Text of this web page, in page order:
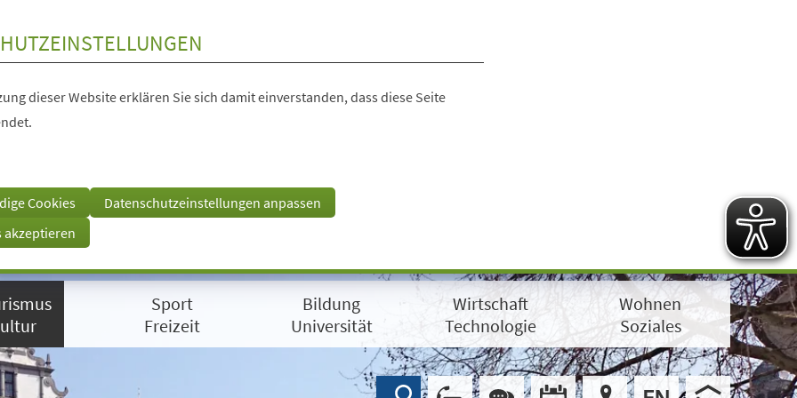
dieser Website erklären Sie sich damit einverstanden, dass diese Seite
Cookies
Datenschutzeinstellungen anpassen
akzeptieren
Sport
Freizeit
Bildung
Universität
Wirtschaft
Technologie
Wohnen
Soziales